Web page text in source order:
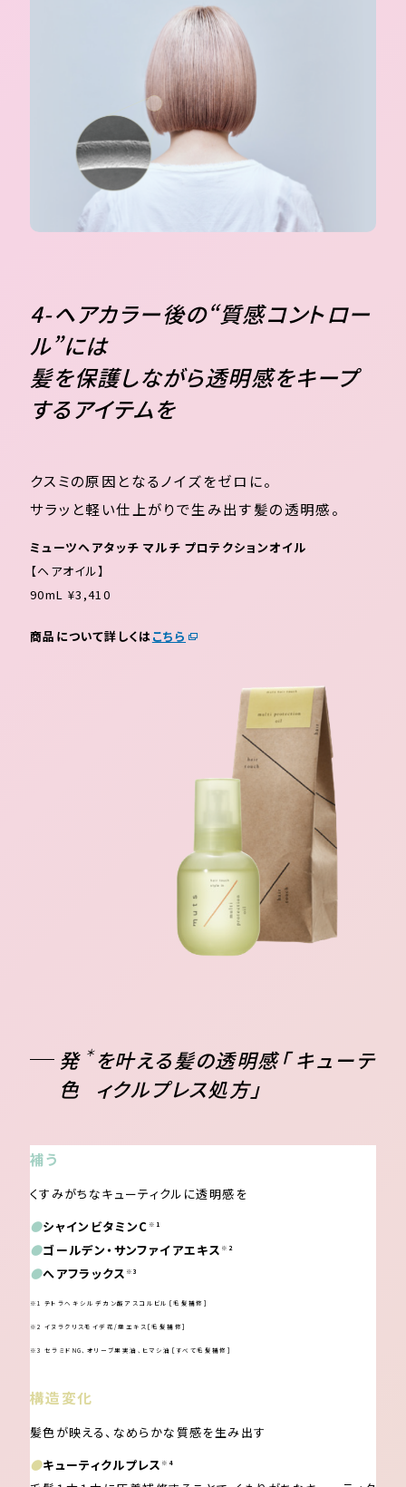
4-ヘアカラー後の“質感コントロー
ル”には
髪を保護しながら透明感をキープ
するアイテムを
クスミの原因となるノイズをゼロに。
サラッと軽い仕上がりで生み出す髪の透明感。
ミューツヘアタッチ マルチ プロテクションオイル
【ヘアオイル】
90mL ¥3,410
商品について詳しくはこちら
発
色
＊ を叶える髪の透明感「 キューテ
ィクルプレス処方」
補う
くすみがちなキューティクルに透明感を
●シャインビタミンC ※1
●ゴールデン・サンファイアエキス ※2
●へアフラックス ※3
※1 テトラヘキシルデカン酸アスコルビル［毛髪補修］
※2 イヌラクリスモイデ花/葉エキス［毛髪補修］
※3 セラミドNG、オリーブ果実油、ヒマシ油［すべて毛髪補修］
構造変化
髪色が映える、なめらかな質感を生み出す
●キューティクルプレス ※4